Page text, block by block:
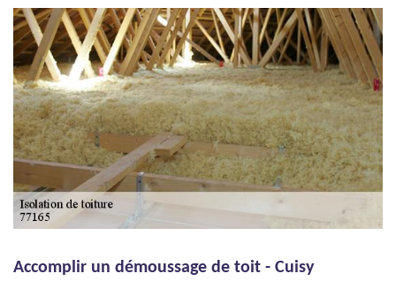
Accomplir un démoussage de toit - Cuisy